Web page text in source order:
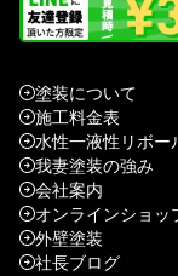
塗装について
施工料金表
水性一液性リボー
我妻塗装の強み
会社案内
オンラインショッ
外壁塗装
社長ブログ